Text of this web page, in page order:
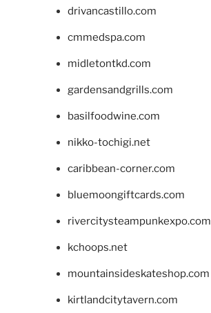
drivancastillo.com
cmmedspa.com
midletontkd.com
gardensandgrills.com
basilfoodwine.com
nikko-tochigi.net
caribbean-corner.com
bluemoongiftcards.com
rivercitysteampunkexpo.com
kchoops.net
mountainsideskateshop.com
kirtlandcitytavern.com